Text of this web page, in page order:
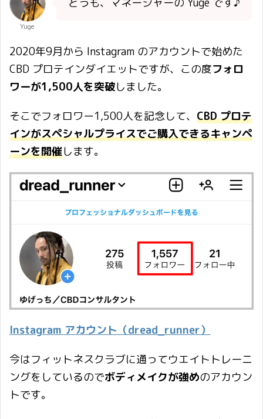
Yuge
2020年9月から Instagram のアカウントで始めた
CBD プロテインダイエットですが、この度フォロ
ワーが1,500人を突破しました。
そこでフォロワー1,500人を記念して、 CBD プロテ
インがスペシャルプライスでご購入できるキャンペ
ーンを開催します。
Instagram アカウント（dread_runner）
今はフィットネスクラブに通ってウエイトトレーニ
ングをしているのでボディメイクが強めのアカウン
トです。